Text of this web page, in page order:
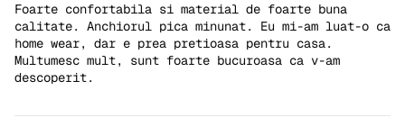
Foarte confortabila si material de foarte buna
calitate. Anchiorul pica minunat. Eu mi-am luat-o ca
home wear, dar e prea pretioasa pentru casa.
Multumesc mult, sunt foarte bucuroasa ca v-am
descoperit.